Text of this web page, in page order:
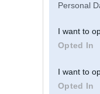
Personal
I want to
Opted In
I want to
Opted In
126